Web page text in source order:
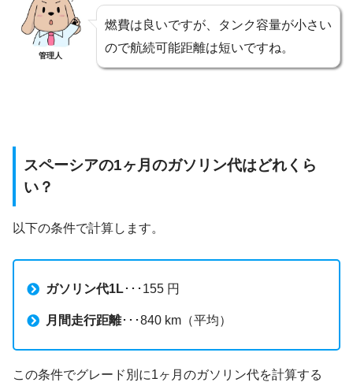
管理人
燃費は良いですが、タンク容量が小さい
ので航続可能距離は短いですね。
スペーシアの1ヶ月のガソリン代はどれくら
い？
以下の条件で計算します。
ガソリン代1L･･･155 円
月間走行距離･･･840 km（平均）
この条件でグレード別に1ヶ月のガソリン代を計算する